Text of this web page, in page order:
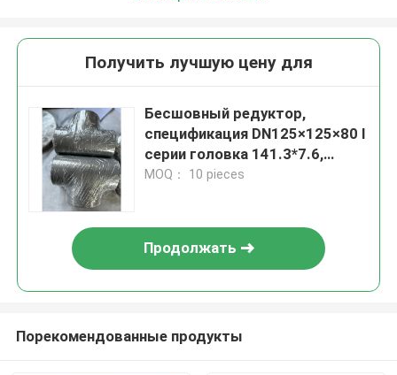
Получить лучшую цену для
Бесшовный редуктор,
спецификация DN125×125×80 I
серии головка 141.3*7.6,
трубы 89*7,0 материала
MOQ： 10 pieces
Продолжать
Порекомендованные продукты